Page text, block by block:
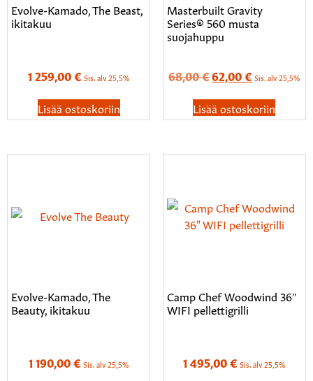
Evolve-Kamado, The Beast,
ikitakuu
1 259,00€ Sis. alv 25,5%
Lisää ostoskoriin
Masterbuilt Gravity
Series® 560 musta
suojahuppu
68,00€62,00€ Sis. alv 25,5%
Lisää ostoskoriin
Evolve-Kamado, The
Beauty, ikitakuu
1 190,00€ Sis. alv 25,5%
Camp Chef Woodwind 36″
WIFI pellettigrilli
1 495,00€ Sis. alv 25,5%